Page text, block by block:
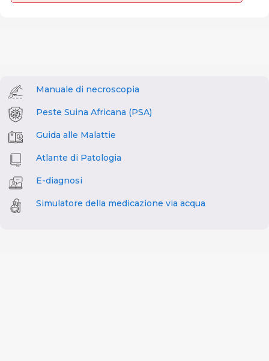
Manuale di necroscopia
Peste Suina Africana (PSA)
Guida alle Malattie
Atlante di Patologia
E-diagnosi
Simulatore della medicazione via acqua